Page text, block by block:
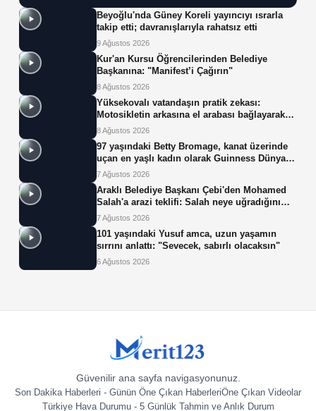
Beyoğlu'nda Güney Koreli yayıncıyı ısrarla
takip etti; davranışlarıyla rahatsız etti
9 Ağustos 2026
Kur'an Kursu Öğrencilerinden Belediye
Başkanına: "Manifest’i Çağırın"
8 Ağustos 2026
Yüksekovalı vatandaşın pratik zekası:
Motosikletin arkasına el arabası bağlayarak
üzerinde ot taşıdı
8 Ağustos 2026
97 yaşındaki Betty Bromage, kanat üzerinde
uçan en yaşlı kadın olarak Guinness Dünya
Rekoru'nu kırdı
7 Ağustos 2026
Araklı Belediye Başkanı Çebi'den Mohamed
Salah'a arazi teklifi: Salah neye uğradığını
şaşırdı!
7 Ağustos 2026
101 yaşındaki Yusuf amca, uzun yaşamın
sırrını anlattı: "Sevecek, sabırlı olacaksın"
6 Ağustos 2026
Güvenilir ana sayfa navigasyonunuz.
Son Dakika Haberleri - Günün Öne Çıkan HaberleriÖne Çıkan Videolar
Türkiye Hava Durumu - 5 Günlük Tahmin ve Anlık Durum